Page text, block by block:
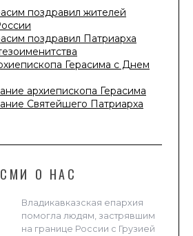
поздравил жителей
поздравил Патриарха
Герасима с Днем
архиепископа Герасима
Святейшего Патриарха
СМИ О НАС
Владикавказская епархия
помогла людям, застрявшим
на границе России с Грузией